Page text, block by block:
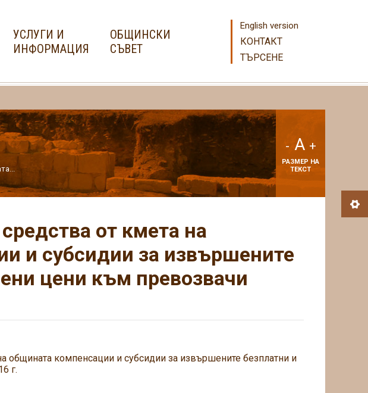
УСЛУГИ И
ИНФОРМАЦИЯ
ОБЩИНСКИ
СЪВЕТ
English version
КОНТАКТ
ТЪРСЕНЕ
- A +
РАЗМЕР НА
ТЕКСТ
от кмета на
и субсидии за извършените
цени към превозвачи
общината компенсации и субсидии за извършените безплатни и
г.